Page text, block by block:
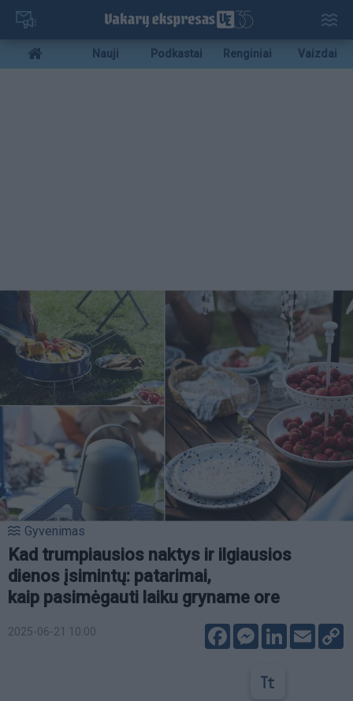
Pereiti
pagrindinį
turinį
Mobile
menu
Nauji Podkastai Renginiai Vaizdai
Gyvenimas
Kad trumpiausios naktys ir ilgiausios
dienos įsimintų: patarimai,
kaip pasimėgauti laiku gryname ore
2025-06-21 10:00 FacebookMessenger
LinkedIn
Email